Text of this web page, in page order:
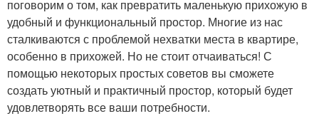
поговорим о том, как превратить маленькую прихожую в
удобный и функциональный простор. Многие из нас
сталкиваются с проблемой нехватки места в квартире,
особенно в прихожей. Но не стоит отчаиваться! С
помощью некоторых простых советов вы сможете
создать уютный и практичный простор, который будет
удовлетворять все ваши потребности.